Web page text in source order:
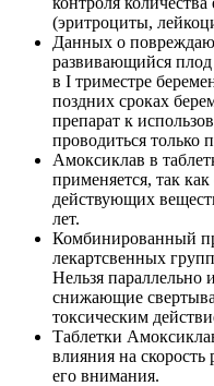
(эритроциты,
Данных о
развивающийся
в I триместре
поздних сроках
препарат к
проводиться только
Амоксиклав в
применяется, так
действующих
лет.
Комбинированный
лекартсвенных
Нельзя параллельно
снижающие
токсическим
Таблетки
влияния на
его внимания.